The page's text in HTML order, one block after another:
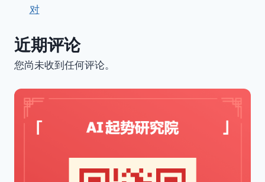
对
近期评论
您尚未收到任何评论。